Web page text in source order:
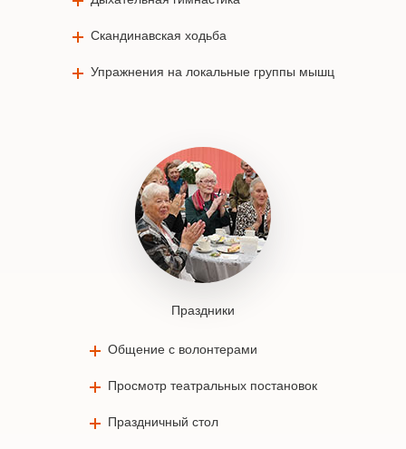
Скандинавская ходьба
Упражнения на локальные группы мышц
Праздники
Общение с волонтерами
Просмотр театральных постановок
Праздничный стол